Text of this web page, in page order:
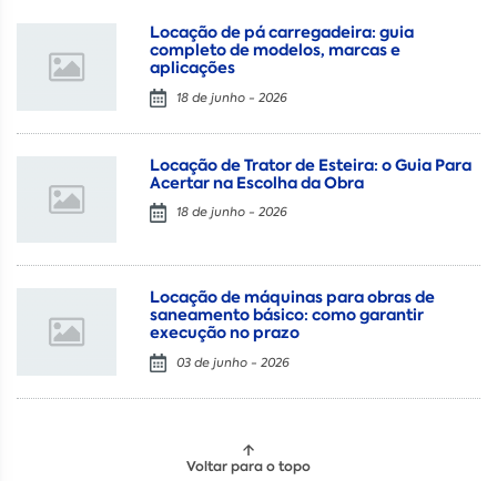
Locação de pá carregadeira: guia
completo de modelos, marcas e
aplicações
18 de junho - 2026
Locação de Trator de Esteira: o Guia Para
Acertar na Escolha da Obra
18 de junho - 2026
Locação de máquinas para obras de
saneamento básico: como garantir
execução no prazo
03 de junho - 2026
Voltar para o topo